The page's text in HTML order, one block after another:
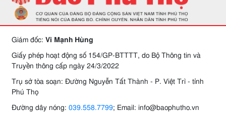
Giám đốc: Vi Mạnh Hùng
Giấy phép hoạt động số 154/GP-BTTTT, do Bộ Thông tin và
Truyền thông cấp ngày 24/3/2022
Trụ sở tòa soạn: Đường Nguyễn Tất Thành - P. Việt Trì - tỉnh
Phú Thọ
Đường dây nóng: 039.558.7799; Email: info@baophutho.vn